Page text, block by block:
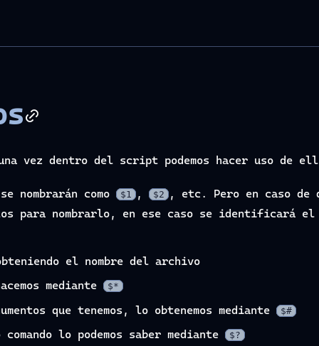
vez dentro del script podemos hacer uso de
nombrarán como $1 , $2
, etc. Pero en caso de
para nombrarlo, en ese caso se identificará
el nombre del archivo
mediante
$*
que tenemos, lo obtenemos mediante $#
lo podemos saber mediante $?